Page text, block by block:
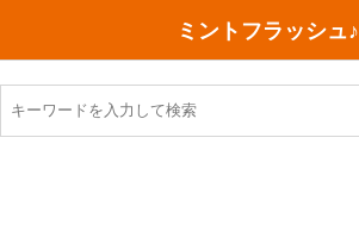
ミントフラッシュ♪
TOEIC感想・結果
今日買った本
ご朱印帳めぐり
ファスティング
食べ物